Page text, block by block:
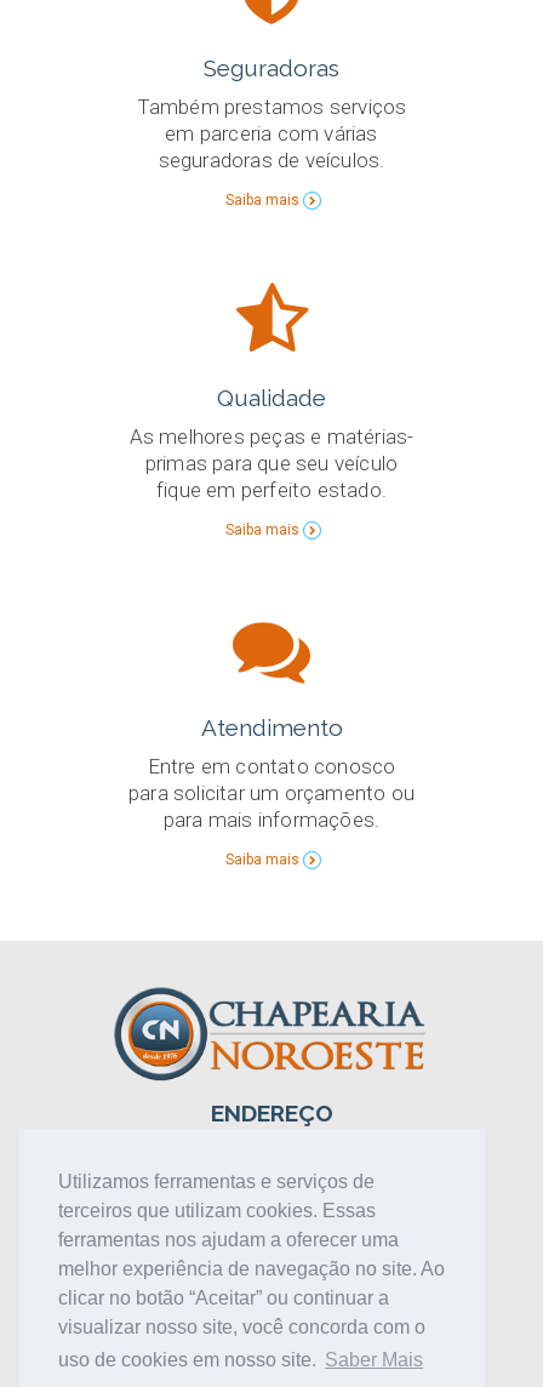
Utilizamos ferramentas e serviços de
terceiros que utilizam cookies. Essas
ferramentas nos ajudam a oferecer uma
melhor experiência de navegação no site. Ao
clicar no botão “Aceitar” ou continuar a
visualizar nosso site, você concorda com o
uso de cookies em nosso site. Saber Mais
Seguradoras
Também prestamos serviços
em parceria com várias
seguradoras de veículos.
Saiba mais
Qualidade
As melhores peças e matérias-
primas para que seu veículo
fique em perfeito estado.
Saiba mais
Atendimento
Entre em contato conosco
para solicitar um orçamento ou
para mais informações.
Saiba mais
ENDEREÇO
Armazém
CEP 87209-018 – Cianorte –
Paraná
FALE CONOSCO
44 3631-6563
contato@chnoroeste.com.br